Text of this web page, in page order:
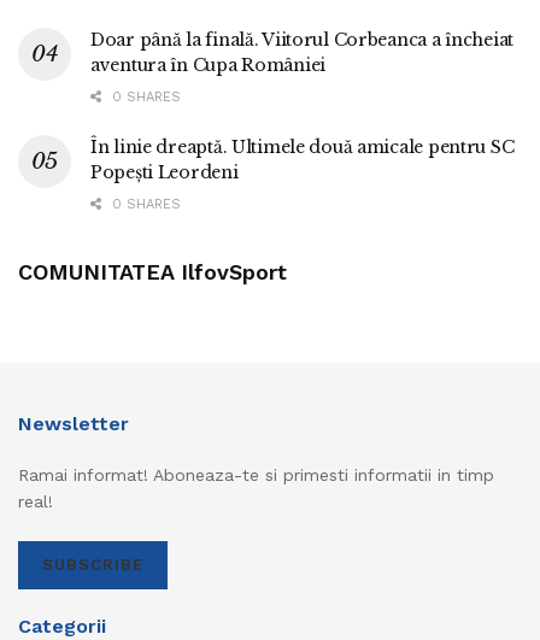
Doar până la finală. Viitorul Corbeanca a încheiat
aventura în Cupa României
0 SHARES
În linie dreaptă. Ultimele două amicale pentru SC
Popești Leordeni
0 SHARES
COMUNITATEA IlfovSport
Newsletter
Ramai informat! Aboneaza-te si primesti informatii in timp
real!
SUBSCRIBE
Categorii